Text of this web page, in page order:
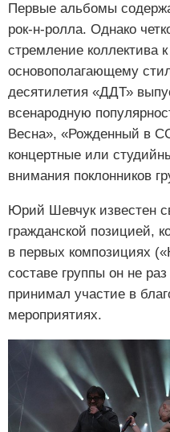
Первые альбомы
рок-н-ролла. Однако
стремление коллектива к
основополагающему
десятилетия «ДДТ»
всенародную
Весна», «Рожденный в
концертные или
внимания поклонников
Юрий Шевчук известен
гражданской позицией,
в первых композициях
составе группы он не
принимал участие в
мероприятиях.